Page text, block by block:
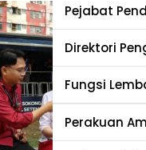
Pejabat
Direktori
Fungsi
Soalan Lazim
Perakuan